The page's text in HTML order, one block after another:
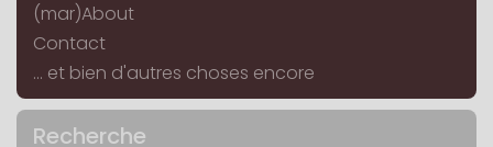
(mar)About
Contact
... et bien d'autres choses encore
Recherche